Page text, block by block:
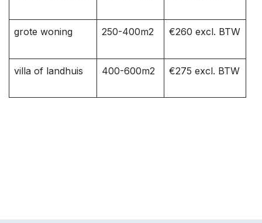
grote woning 250-400m2 €260 excl. BTW
villa of landhuis 400-600m2 €275 excl. BTW